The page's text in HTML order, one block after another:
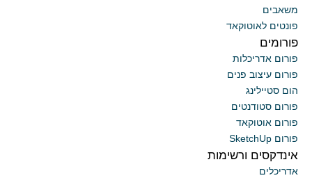
משאבים
פונטים לאוטוקאד
פורומים
פורום אדריכלות
פורום עיצוב פנים
הום סטיילינג
פורום סטודנטים
פורום אוטוקאד
פורום SketchUp
אינדקסים ורשימות
אדריכלים